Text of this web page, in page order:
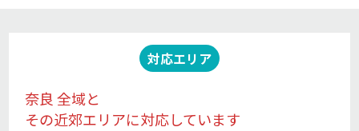
対応エリア
奈良 全域と
その近郊エリアに対応しています